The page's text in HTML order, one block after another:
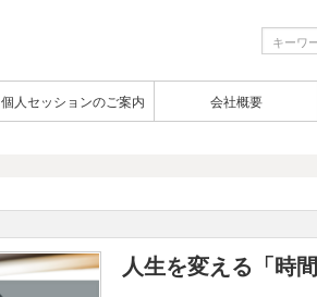
個人セッションのご案内 会社概要
人生を変える「時